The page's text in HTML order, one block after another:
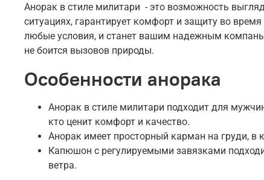
Анорак в стиле милитари - это возможность
ситуациях, гарантирует комфорт и защиту во
любые условия, и станет вашим надежным
не боится вызовов природы.
Особенности анорака
Анорак в стиле милитари подходит для
кто ценит комфорт и качество.
Анорак имеет просторный карман на груди,
Капюшон с регулируемыми завязками
ветра.